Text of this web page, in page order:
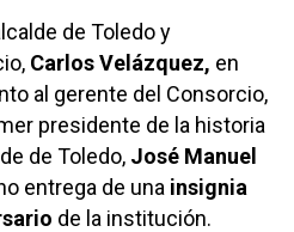
de Toledo y
Carlos Velázquez, en
al gerente del Consorcio,
presidente de la historia
de Toledo, José Manuel
entrega de una insignia
de la institución.